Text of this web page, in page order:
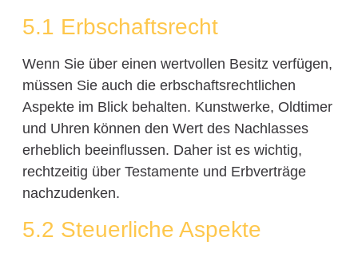
5.1 Erbschaftsrecht
Wenn Sie über einen wertvollen Besitz verfügen,
müssen Sie auch die erbschaftsrechtlichen
Aspekte im Blick behalten. Kunstwerke, Oldtimer
und Uhren können den Wert des Nachlasses
erheblich beeinflussen. Daher ist es wichtig,
rechtzeitig über Testamente und Erbverträge
nachzudenken.
5.2 Steuerliche Aspekte